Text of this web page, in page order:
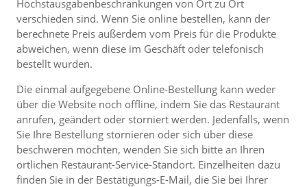
Höchstausgabenbeschränkungen von Ort zu Ort
verschieden sind. Wenn Sie online bestellen, kann der
berechnete Preis außerdem vom Preis für die Produkte
abweichen, wenn diese im Geschäft oder telefonisch
bestellt wurden.
Die einmal aufgegebene Online-Bestellung kann weder
über die Website noch offline, indem Sie das Restaurant
anrufen, geändert oder storniert werden. Jedenfalls, wenn
Sie Ihre Bestellung stornieren oder sich über diese
beschweren möchten, wenden Sie sich bitte an Ihren
örtlichen Restaurant-Service-Standort. Einzelheiten dazu
finden Sie in der Bestätigungs-E-Mail, die Sie bei Ihrer